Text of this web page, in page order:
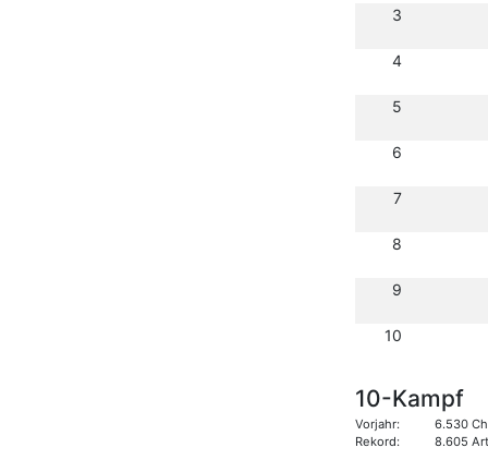
3
4
5
6
7
8
9
10
10-Kampf
Vorjahr:
6.530
Rekord:
8.605